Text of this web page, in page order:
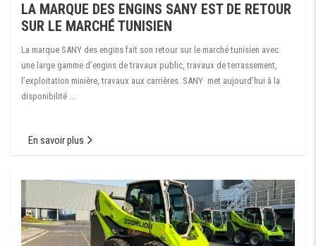
LA MARQUE DES ENGINS SANY EST DE RETOUR
SUR LE MARCHÉ TUNISIEN
La marque SANY des engins fait son retour sur le marché tunisien avec
une large gamme d’engins de travaux public, travaux de terrassement,
l’exploitation minière, travaux aux carrières. SANY met aujourd’hui à la
disponibilité ...
En savoir plus